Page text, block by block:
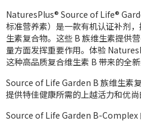
NaturesPlus® Source of Life®
标准营养素）是一款有机认证补剂
生素复合物。这些 B 族维生素提供
量方面发挥重要作用。体验
这种高品质复合维生素 B 带来的全新
Source of Life Garden B 族维生素
提供特佳健康所需的上越活力和优尚
Source of Life Garden B-Complex